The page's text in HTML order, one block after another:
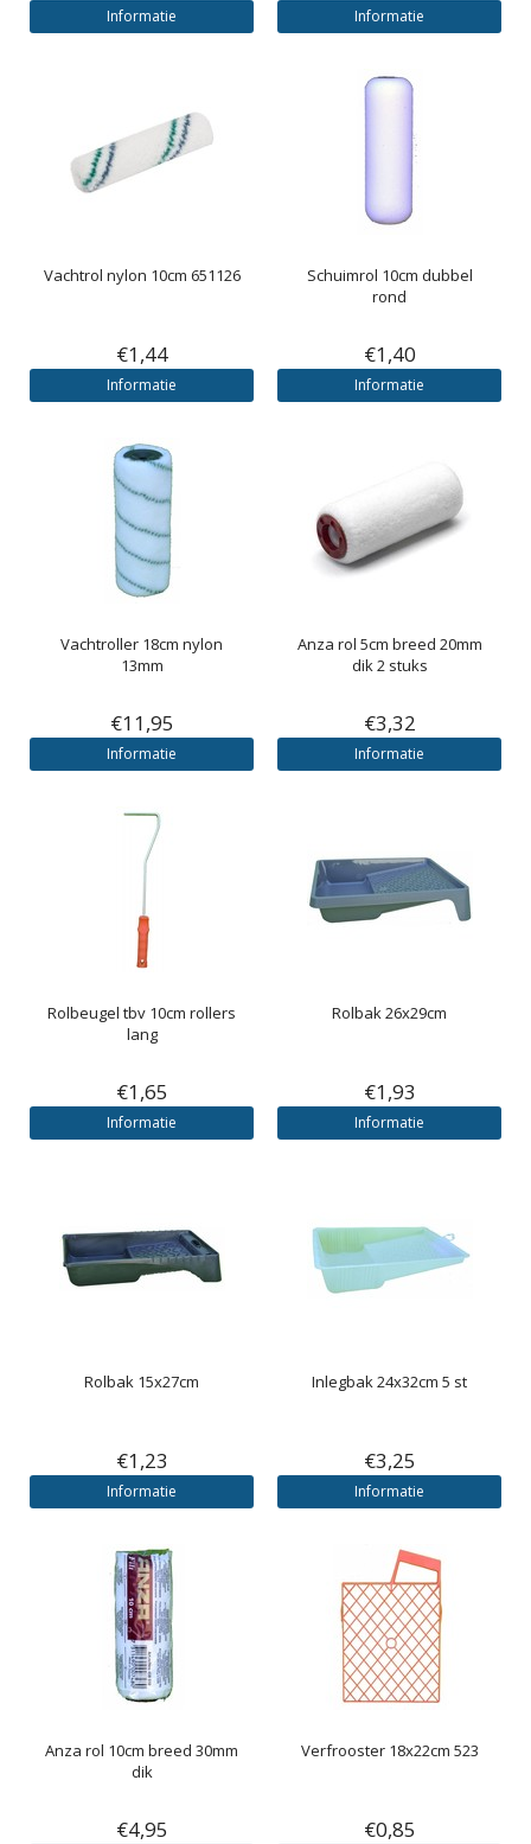
Informatie Informatie
Vachtrol nylon 10cm 651126
€1,44
Informatie
Schuimrol 10cm dubbel
rond
€1,40
Informatie
Vachtroller 18cm nylon
13mm
€11,95
Informatie
Anza rol 5cm breed 20mm
dik 2 stuks
€3,32
Informatie
Rolbeugel tbv 10cm rollers
lang
€1,65
Informatie
Rolbak 26x29cm
€1,93
Informatie
Rolbak 15x27cm
€1,23
Informatie
Inlegbak 24x32cm 5 st
€3,25
Informatie
Anza rol 10cm breed 30mm
dik
€4,95
Verfrooster 18x22cm 523
€0,85